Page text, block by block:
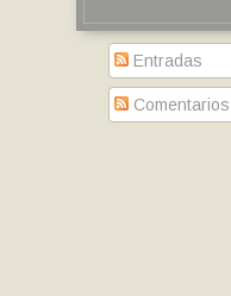
Entradas
Comentarios